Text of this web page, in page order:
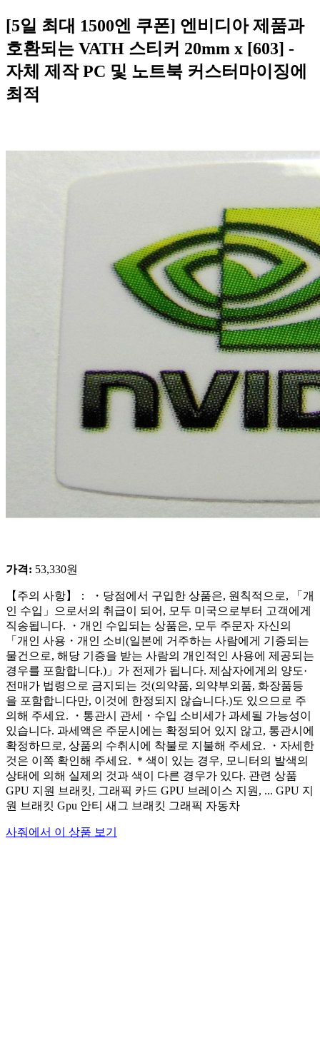
[5일 최대 1500엔 쿠폰] 엔비디아 제품과
호환되는 VATH 스티커 20mm x [603] -
자체 제작 PC 및 노트북 커스터마이징에
최적
가격: 53,330원
【주의 사항】： ・당점에서 구입한 상품은, 원칙적으로, 「개
인 수입」으로서의 취급이 되어, 모두 미국으로부터 고객에게
직송됩니다. ・개인 수입되는 상품은, 모두 주문자 자신의
「개인 사용・개인 소비(일본에 거주하는 사람에게 기증되는
물건으로, 해당 기증을 받는 사람의 개인적인 사용에 제공되는
경우를 포함합니다.)」가 전제가 됩니다. 제삼자에게의 양도·
전매가 법령으로 금지되는 것(의약품, 의약부외품, 화장품등
을 포함합니다만, 이것에 한정되지 않습니다.)도 있으므로 주
의해 주세요. ・통관시 관세・수입 소비세가 과세될 가능성이
있습니다. 과세액은 주문시에는 확정되어 있지 않고, 통관시에
확정하므로, 상품의 수취시에 착불로 지불해 주세요. ・자세한
것은 이쪽 확인해 주세요. ＊색이 있는 경우, 모니터의 발색의
상태에 의해 실제의 것과 색이 다른 경우가 있다. 관련 상품
GPU 지원 브래킷, 그래픽 카드 GPU 브레이스 지원, ... GPU 지
원 브래킷 Gpu 안티 새그 브래킷 그래픽 자동차
사줘에서 이 상품 보기